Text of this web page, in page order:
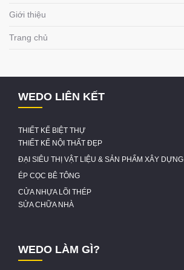
Giới thiệu
Trang chủ
WEDO LIÊN KẾT
THIẾT KẾ BIỆT THỰ
THIẾT KẾ NỘI THẤT ĐẸP
ĐẠI SIÊU THỊ VẬT LIỆU & SẢN PHẨM XÂY DỰNG
ÉP CỌC BÊ TÔNG
CỬA NHỰA LÕI THÉP
SỬA CHỮA NHÀ
WEDO LÀM GÌ?